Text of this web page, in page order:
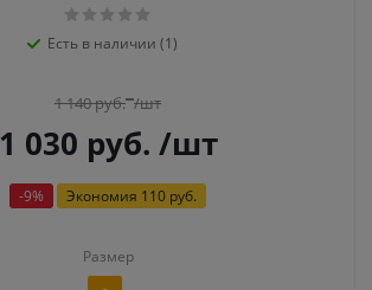
Есть в наличии (1)
1 140руб. /шт
1 030 руб. /шт
-9% Экономия 110 руб.
Размер